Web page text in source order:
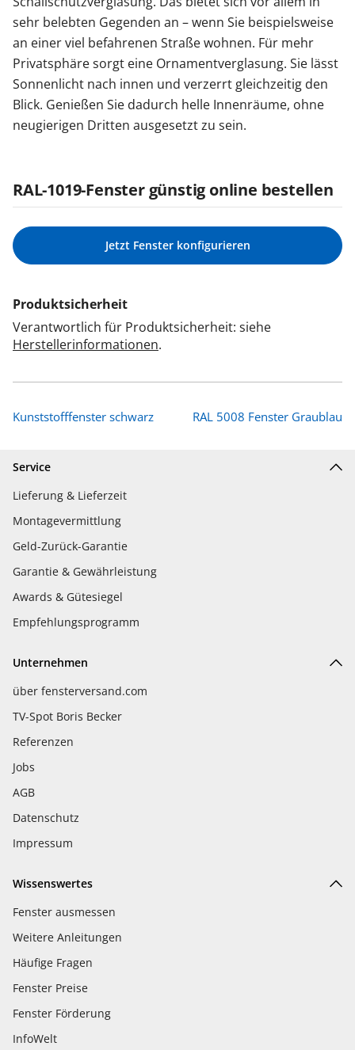
sehr belebten Gegenden an – wenn Sie beispielsweise
an einer viel befahrenen Straße wohnen. Für mehr
Privatsphäre sorgt eine Ornamentverglasung. Sie lässt
Sonnenlicht nach innen und verzerrt gleichzeitig den
Blick. Genießen Sie dadurch helle Innenräume, ohne
neugierigen Dritten ausgesetzt zu sein.
RAL-1019-Fenster günstig online bestellen
Jetzt Fenster konfigurieren
Produktsicherheit
Verantwortlich für Produktsicherheit: siehe
Herstellerinformationen.
Kunststofffenster schwarz RAL 5008 Fenster Graublau
Service
Lieferung & Lieferzeit
Montagevermittlung
Geld-Zurück-Garantie
Garantie & Gewährleistung
Awards & Gütesiegel
Empfehlungsprogramm
Unternehmen
über fensterversand.com
TV-Spot Boris Becker
Referenzen
Jobs
AGB
Datenschutz
Impressum
Wissenswertes
Fenster ausmessen
Weitere Anleitungen
Häufige Fragen
Fenster Preise
Fenster Förderung
InfoWelt